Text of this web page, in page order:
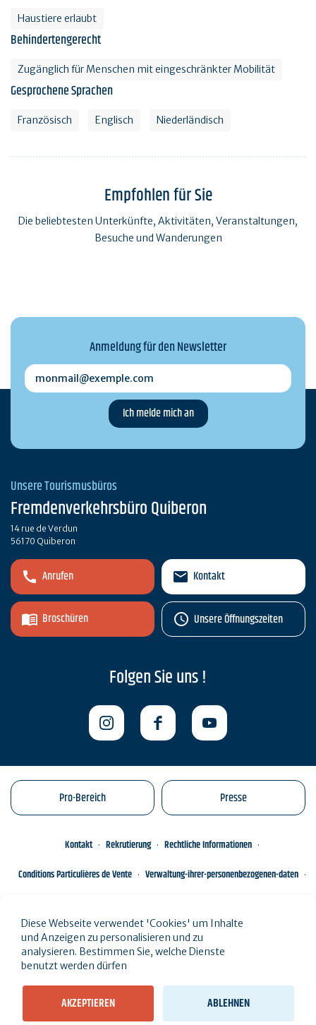
Haustiere erlaubt
Behindertengerecht
Zugänglich für Menschen mit eingeschränkter Mobilität
Gesprochene Sprachen
Französisch Englisch Niederländisch
Empfohlen für Sie
Die beliebtesten Unterkünfte, Aktivitäten, Veranstaltungen,
Besuche und Wanderungen
Anmeldung für den Newsletter
monmail@exemple.com
Unsere Tourismusbüros
Fremdenverkehrsbüro Quiberon
14 rue de Verdun
56170 Quiberon
Anrufen
Broschüren
Kontakt
Unsere Öffnungszeiten
Folgen Sie uns !
Pro-Bereich Presse
Kontakt Rekrutierung
Rechtliche Informationen
Conditions Particulières de Vente
Verwaltung-ihrer-personenbezogenen-daten
Diese Webseite verwendet 'Cookies' um Inhalte
und Anzeigen zu personalisieren und zu
analysieren. Bestimmen Sie, welche Dienste
benutzt werden dürfen
AKZEPTIEREN ABLEHNEN